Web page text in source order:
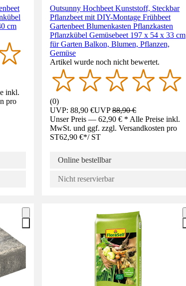
cm
inkl.
pro
Outsunny Hochbeet Kunststoff, Steckbar
Pflanzbeet mit DIY-Montage Frühbeet
Gartenbeet Blumenkasten Pflanzkasten
Pflanzkübel Gemüsebeet 197 x 54 x 33 cm
für Garten Balkon, Blumen, Pflanzen,
Gemüse
Artikel wurde noch nicht bewertet.
(0)
UVP: 88,90 €UVP88,90 €
Unser Preis — 62,90 € * Alle Preise inkl.
MwSt. und ggf. zzgl. Versandkosten pro
ST62,90 €*/ ST
Online bestellbar
Nicht reservierbar